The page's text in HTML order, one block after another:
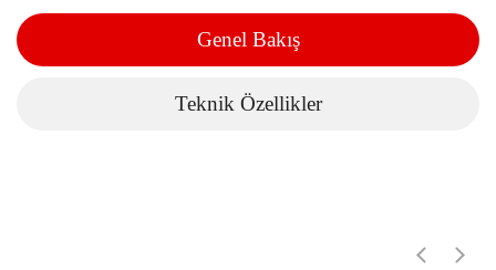
Genel Bakış
Teknik Özellikler